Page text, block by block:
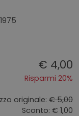
€ 4,00
Risparmi 20%
originale: € 5,00
Sconto: € 1,00